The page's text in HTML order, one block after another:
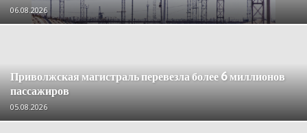
06.08.2026
Приволжская магистраль перевезла более 6 миллионов
пассажиров
05.08.2026